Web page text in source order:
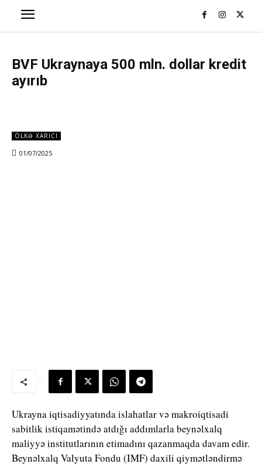
BVF Ukraynaya 500 mln. dollar kredit
ayırıb
ÖLKƏ XARICI
01/07/2025
Ukrayna iqtisadiyyatında islahatlar və makroiqtisadi
sabitlik istiqamətində atdığı addımlarla beynəlxalq
maliyyə institutlarının etimadını qazanmaqda davam edir.
Beynəlxalq Valyuta Fondu (IMF) daxili qiymətləndirmə